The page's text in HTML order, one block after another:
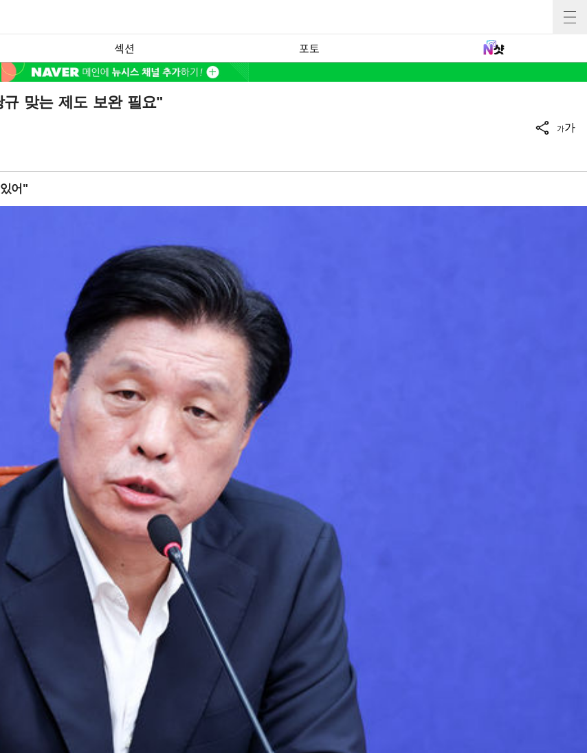
섹션 포토
규 맞는 제도 보완 필요"
가가
어"